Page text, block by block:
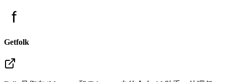
Getfolk